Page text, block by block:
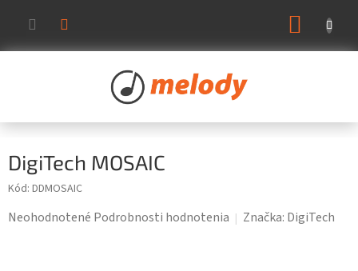
obsah
DigiTech MOSAIC
Kód: DDMOSAIC
Priemerné
Neohodnotené Podrobnosti hodnotenia Značka: DigiTech